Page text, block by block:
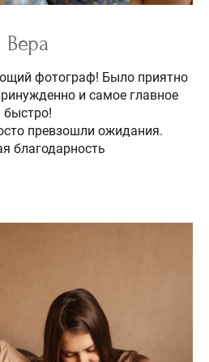
Вера
фотограф! Было приятно
и самое главное
быстро!
превзошли ожидания.
благодарность